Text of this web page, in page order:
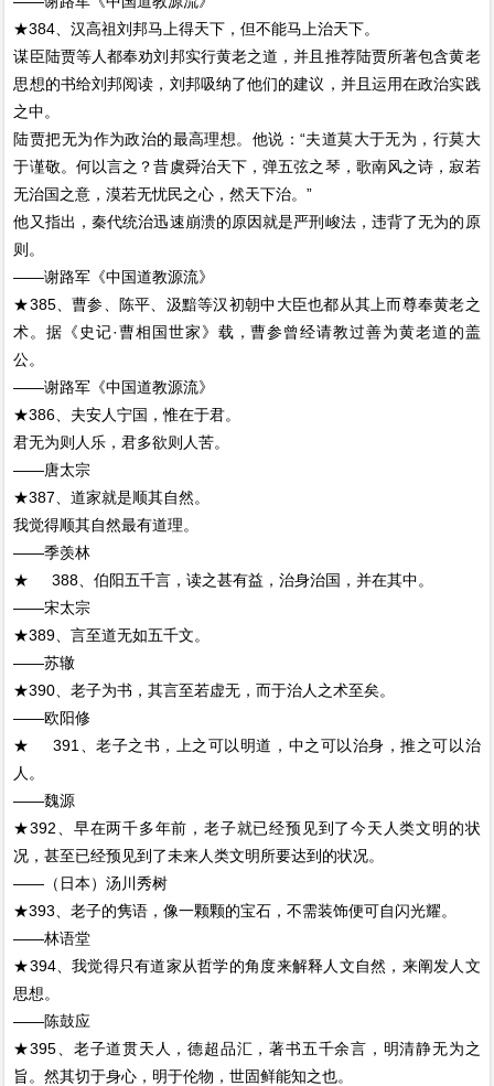
★384、汉高祖刘邦马上得天下，但不能马上治天下。
谋臣陆贾等人都奉劝刘邦实行黄老之道，并且推荐陆贾所著包含黄老
思想的书给刘邦阅读，刘邦吸纳了他们的建议，并且运用在政治实践
之中。
陆贾把无为作为政治的最高理想。他说：“夫道莫大于无为，行莫大
于谨敬。何以言之？昔虞舜治天下，弹五弦之琴，歌南风之诗，寂若
无治国之意，漠若无忧民之心，然天下治。”
他又指出，秦代统治迅速崩溃的原因就是严刑峻法，违背了无为的原
则。
——谢路军《中国道教源流》
★385、曹参、陈平、汲黯等汉初朝中大臣也都从其上而尊奉黄老之
术。据《史记·曹相国世家》载，曹参曾经请教过善为黄老道的盖
公。
——谢路军《中国道教源流》
★386、夫安人宁国，惟在于君。
君无为则人乐，君多欲则人苦。
——唐太宗
★387、道家就是顺其自然。
我觉得顺其自然最有道理。
——季羡林
★ 388、伯阳五千言，读之甚有益，治身治国，并在其中。
——宋太宗
★389、言至道无如五千文。
——苏辙
★390、老子为书，其言至若虚无，而于治人之术至矣。
——欧阳修
★ 391、老子之书，上之可以明道，中之可以治身，推之可以治
人。
——魏源
★392、早在两千多年前，老子就已经预见到了今天人类文明的状
况，甚至已经预见到了未来人类文明所要达到的状况。
——（日本）汤川秀树
★393、老子的隽语，像一颗颗的宝石，不需装饰便可自闪光耀。
——林语堂
★394、我觉得只有道家从哲学的角度来解释人文自然，来阐发人文
思想。
——陈鼓应
★395、老子道贯天人，德超品汇，著书五千余言，明清静无为之
旨。然其切于身心，明于伦物，世固鲜能知之也。